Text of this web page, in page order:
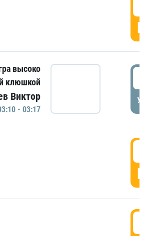
высоко
клюшкой
Виктор
- 03:17